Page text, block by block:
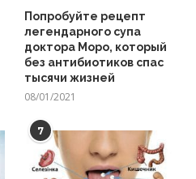
Попробуйте рецепт
легендарного супа
доктора Моро, который
без антибиотиков спас
тысячи жизней
08/01/2021
7